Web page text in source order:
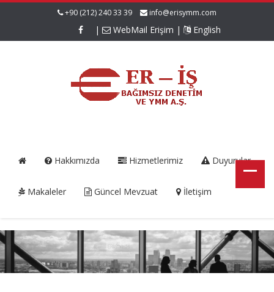
+90 (212) 240 33 39 info@erisymm.com
| WebMail Erişim | English
Hakkımızda Hizmetlerimiz Duyurular
Makaleler Güncel Mevzuat İletişim